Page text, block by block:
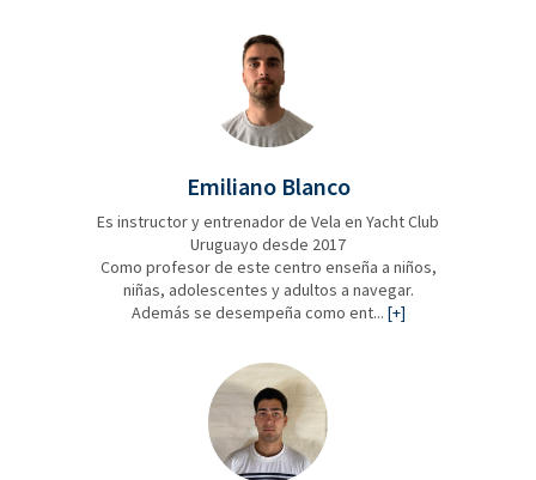
Emiliano Blanco
Es instructor y entrenador de Vela en Yacht Club
Uruguayo desde 2017
Como profesor de este centro enseña a niños,
niñas, adolescentes y adultos a navegar.
Además se desempeña como ent... [+]